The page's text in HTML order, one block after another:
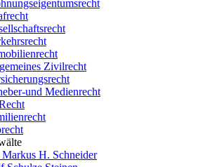
Zivilrecht
und Medienrecht
H. Schneider